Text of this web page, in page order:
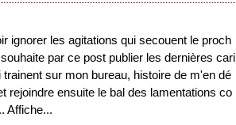
ignorer les agitations qui secouent le proch
par ce post publier les dernières cari
trainent sur mon bureau, histoire de m'en dé
rejoindre ensuite le bal des lamentations co
Affiche...